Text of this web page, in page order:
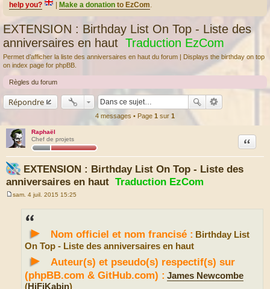
help you?
Make a donation to EzCom.
EXTENSION : Birthday List On Top - Liste des
anniversaires en haut Traduction EzCom
Permet d’afficher la liste des anniversaires en haut du forum | Displays the birthday on top
on index page for phpBB.
Règles du forum
Répondre
4 messages • Page 1 sur 1
Raphaël
Chef de projets
EXTENSION : Birthday List On Top - Liste des
anniversaires en haut Traduction EzCom
Citation
sam. 4 juil. 2015 15:25
► Nom officiel et nom francisé : Birthday List
On Top - Liste des anniversaires en haut
►
Auteur(s) et pseudo(s) respectif(s) sur
(phpBB.com & GitHub.com) : James Newcombe
(HiFiKabin)